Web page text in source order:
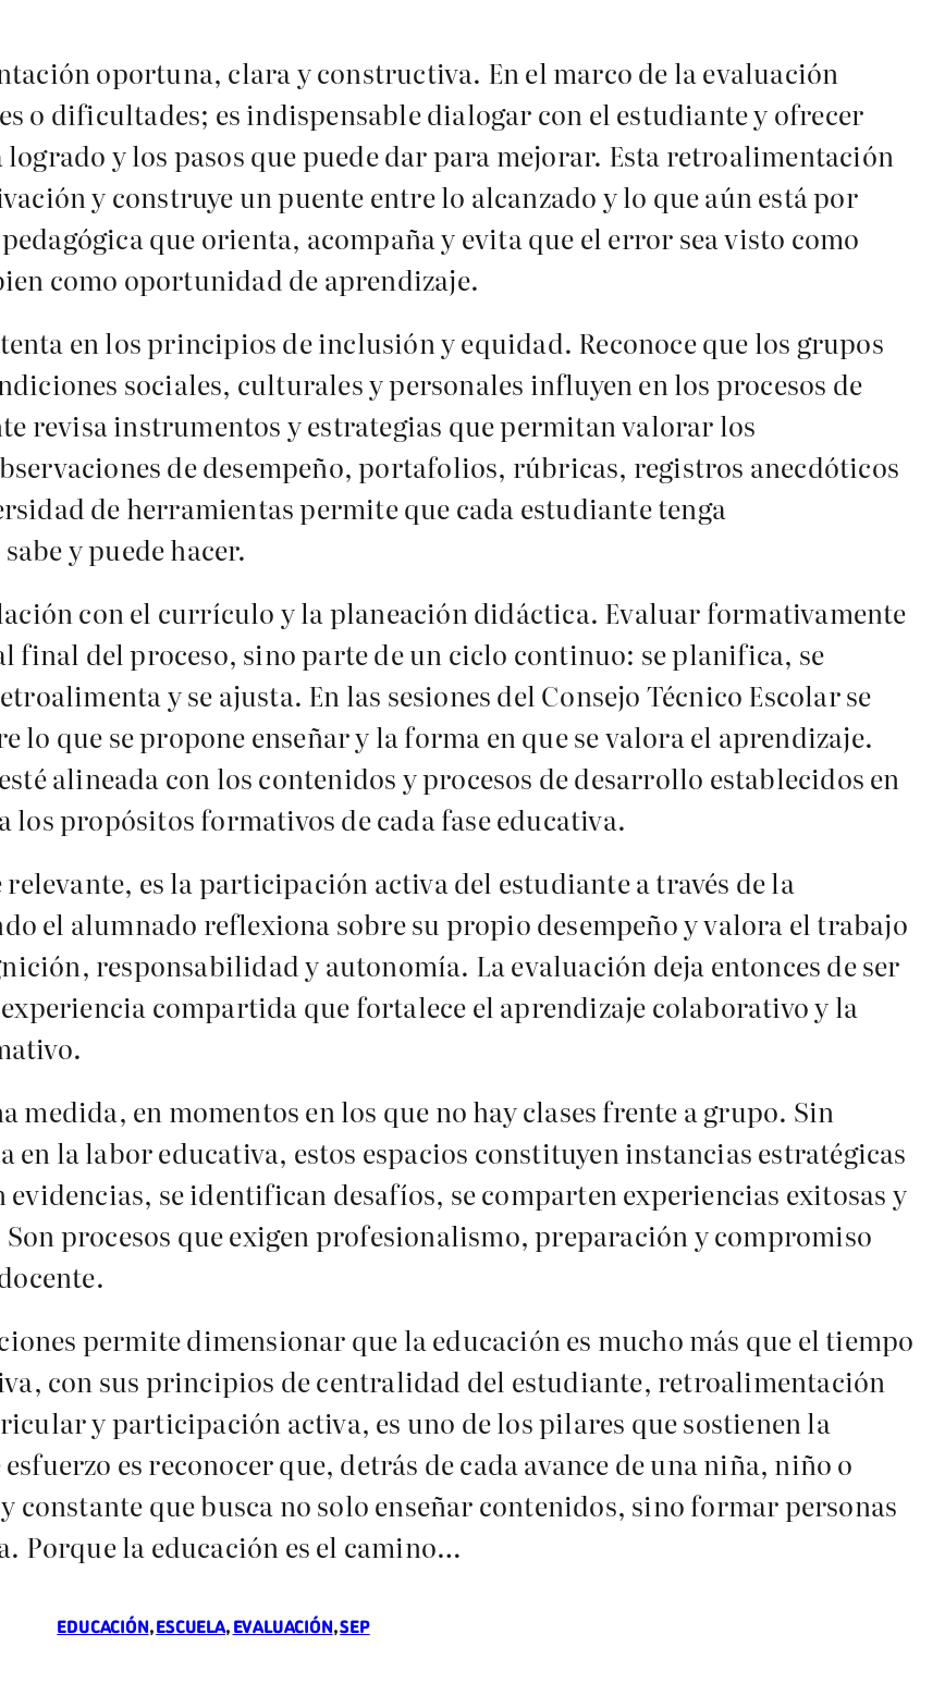
oportuna, clara y constructiva. En el marco de la evaluación
o dificultades; es indispensable dialogar con el estudiante y ofrecer
y los pasos que puede dar para mejorar. Esta retroalimentación
y construye un puente entre lo alcanzado y lo que aún está por
que orienta, acompaña y evita que el error sea visto como
como oportunidad de aprendizaje.
en los principios de inclusión y equidad. Reconoce que los grupos
sociales, culturales y personales influyen en los procesos de
revisa instrumentos y estrategias que permitan valorar los
de desempeño, portafolios, rúbricas, registros anecdóticos
de herramientas permite que cada estudiante tenga
y puede hacer.
con el currículo y la planeación didáctica. Evaluar formativamente
final del proceso, sino parte de un ciclo continuo: se planifica, se
y se ajusta. En las sesiones del Consejo Técnico Escolar se
lo que se propone enseñar y la forma en que se valora el aprendizaje.
alineada con los contenidos y procesos de desarrollo establecidos en
los propósitos formativos de cada fase educativa.
es la participación activa del estudiante a través de la
el alumnado reflexiona sobre su propio desempeño y valora el trabajo
responsabilidad y autonomía. La evaluación deja entonces de ser
compartida que fortalece el aprendizaje colaborativo y la
medida, en momentos en los que no hay clases frente a grupo. Sin
en la labor educativa, estos espacios constituyen instancias estratégicas
se identifican desafíos, se comparten experiencias exitosas y
procesos que exigen profesionalismo, preparación y compromiso
permite dimensionar que la educación es mucho más que el tiempo
con sus principios de centralidad del estudiante, retroalimentación
y participación activa, es uno de los pilares que sostienen la
es reconocer que, detrás de cada avance de una niña, niño o
constante que busca no solo enseñar contenidos, sino formar personas
Porque la educación es el camino…
EDUCACIÓN, ESCUELA, EVALUACIÓN, SEP